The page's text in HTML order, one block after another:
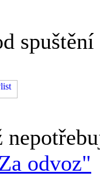
spuštění
odvoz"